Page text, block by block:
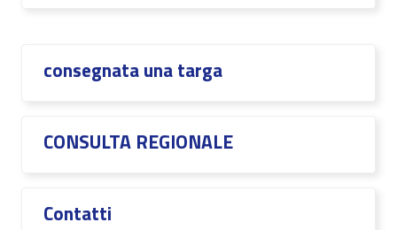
consegnata una targa
CONSULTA REGIONALE
Contatti